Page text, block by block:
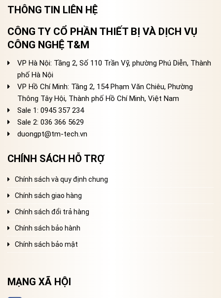
THÔNG TIN LIÊN HỆ
CÔNG TY CỔ PHẦN THIẾT BỊ VÀ DỊCH VỤ
CÔNG NGHỆ T&M
VP Hà Nội: Tầng 2, Số 110 Trần Vỹ, phường Phú Diễn, Thành
phố Hà Nội
VP Hồ Chí Minh: Tầng 2, 154 Phạm Văn Chiêu, Phường
Thông Tây Hội, Thành phố Hồ Chí Minh, Việt Nam
Sale 1: 0945 357 234
Sale 2: 036 366 5629
duongpt@tm-tech.vn
CHÍNH SÁCH HỖ TRỢ
Chính sách và quy định chung
Chính sách giao hàng
Chính sách đổi trả hàng
Chính sách bảo hành
Chính sách bảo mật
MẠNG XÃ HỘI